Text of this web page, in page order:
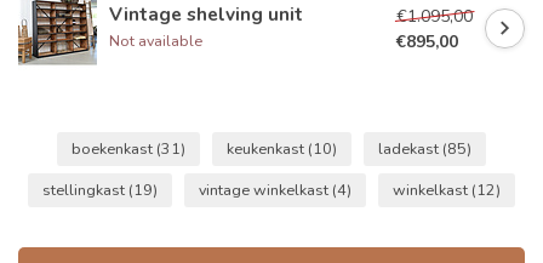
Vintage shelving unit
Not available
€1.095,00
€895,00
boekenkast (31) keukenkast (10) ladekast (85)
stellingkast (19) vintage winkelkast (4) winkelkast (12)